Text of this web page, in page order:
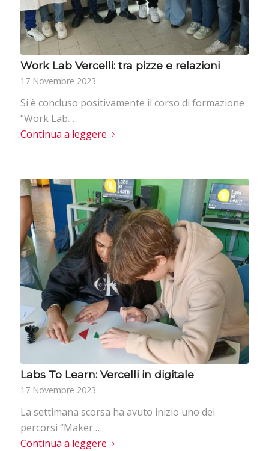
Work Lab Vercelli: tra pizze e relazioni
17 Novembre 2023
Si è concluso positivamente il corso di formazione
“Work Lab…
Continua a leggere
Labs To Learn: Vercelli in digitale
17 Novembre 2023
La settimana scorsa ha avuto inizio uno dei
percorsi “Maker…
Continua a leggere